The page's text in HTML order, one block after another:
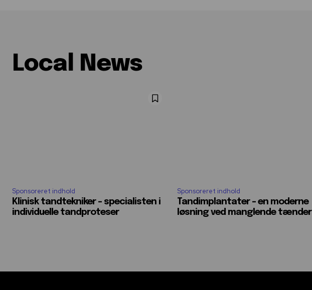
Local News
Sponsoreret indhold
Klinisk tandtekniker – specialisten i
individuelle tandproteser
Sponsoreret indhold
Tandimplantater – en moderne
løsning ved manglende tænder